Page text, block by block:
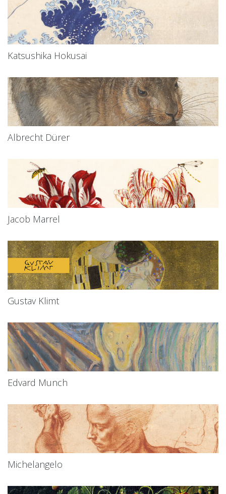
Katsushika Hokusai
Albrecht Dürer
Jacob Marrel
Gustav Klimt
Edvard Munch
Michelangelo